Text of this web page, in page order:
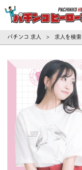
パチンコ 求人 > 求人を検索